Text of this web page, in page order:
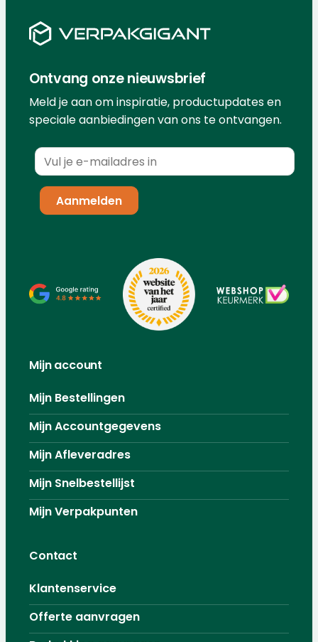
Ontvang onze nieuwsbrief
Meld je aan om inspiratie, productupdates en
speciale aanbiedingen van ons te ontvangen.
Mijn account
Mijn Bestellingen
Mijn Accountgegevens
Mijn Afleveradres
Mijn Snelbestellijst
Mijn Verpakpunten
Contact
Klantenservice
Offerte aanvragen